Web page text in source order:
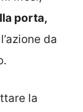
porta,
da
la